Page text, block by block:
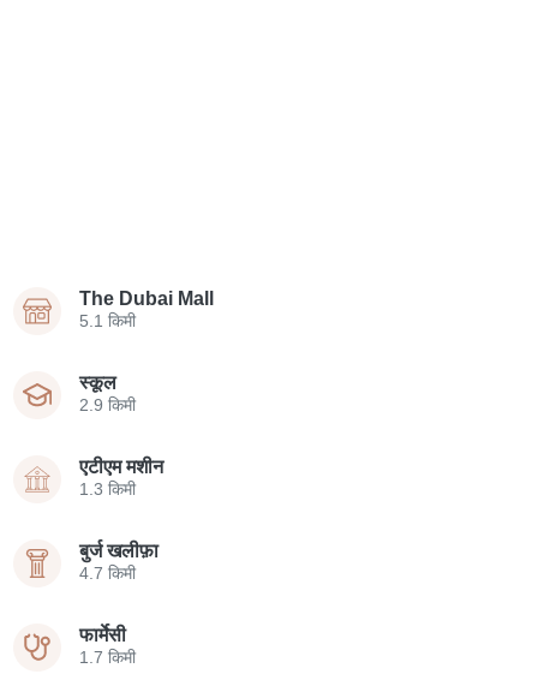
The Dubai Mall
5.1 किमी
स्कूल
2.9 किमी
एटीएम मशीन
1.3 किमी
बुर्ज खलीफ़ा
4.7 किमी
फार्मेसी
1.7 किमी